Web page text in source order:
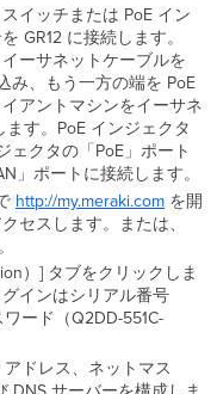
イッチまたは PoE イン
GR12 に接続します。
ーサネットケーブルを
み、もう一方の端を PoE
アントマシンをイーサネ
す。PoE インジェクタ
ェクタの「PoE」ポート
」ポートに接続します。
http://my.meraki.comを開
セスします。または、
）] タブをクリックしま
インはシリアル番号
ード（Q2DD-551C-
ドレス、ネットマス